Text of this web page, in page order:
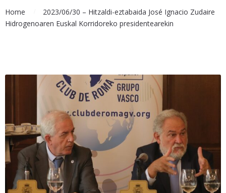
Home
2023/06/30 – Hitzaldi-eztabaida José Ignacio Zudaire
Hidrogenoaren Euskal Korridoreko presidentearekin